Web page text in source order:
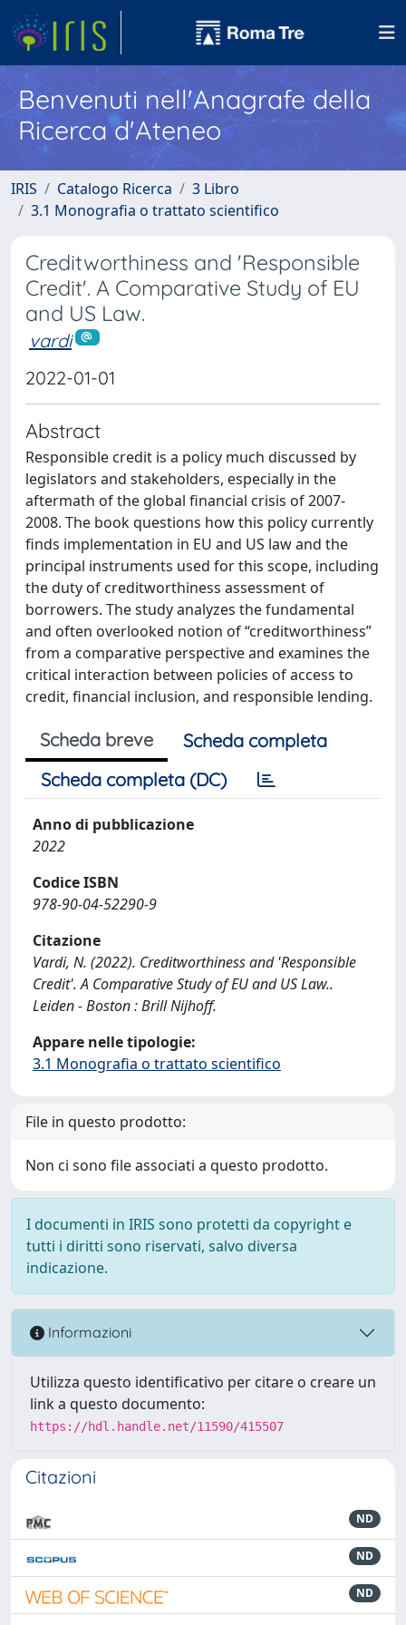
Benvenuti nell'Anagrafe della
Ricerca d'Ateneo
IRIS Catalogo Ricerca
3 Libro
3.1 Monografia o trattato scientifico
Creditworthiness and 'Responsible
Credit'. A Comparative Study of EU
and US Law.
vardi
2022-01-01
Abstract
Responsible credit is a policy much discussed by
legislators and stakeholders, especially in the
aftermath of the global financial crisis of 2007-
2008. The book questions how this policy currently
finds implementation in EU and US law and the
principal instruments used for this scope, including
the duty of creditworthiness assessment of
borrowers. The study analyzes the fundamental
and often overlooked notion of “creditworthiness”
from a comparative perspective and examines the
critical interaction between policies of access to
credit, financial inclusion, and responsible lending.
Scheda breve
Scheda completa
Scheda completa (DC)
Anno di pubblicazione
2022
Codice ISBN
978-90-04-52290-9
Citazione
Vardi, N. (2022). Creditworthiness and 'Responsible
Credit'. A Comparative Study of EU and US Law..
Leiden - Boston : Brill Nijhoff.
Appare nelle tipologie:
3.1 Monografia o trattato scientifico
File in questo prodotto:
Non ci sono file associati a questo prodotto.
I documenti in IRIS sono protetti da copyright e
tutti i diritti sono riservati, salvo diversa
indicazione.
Informazioni
Utilizza questo identificativo per citare o creare un
link a questo documento:
https://hdl.handle.net/11590/415507
Citazioni
ND
ND
ND